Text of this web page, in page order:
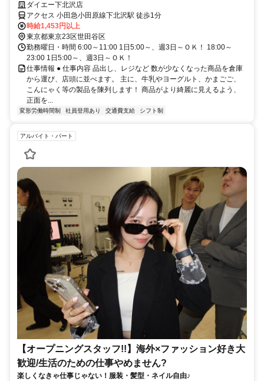
ダイエー下北沢店
アクセス 小田急小田原線下北沢駅 徒歩1分
時給1,453円以上
東京都東京23区世田谷区
勤務曜日・時間 6:00～11:00 1日5:00～、週3日～ＯＫ！ 18:00～
23:00 1日5:00～、週3日～ＯＫ！
仕事情報 ● 仕事内容 品出し、レジなど 数が少なくなった商品を倉庫
から運び、店頭に並べます。 主に、牛乳やヨーグルト、かまごご、
こんにゃく等の製品を陳列します！ 商品がより綺麗に見えるよう、
正面を...
変形労働時間制 社員登用あり 交通費支給 シフト制
アルバイト・パート
【オープニングスタッフ!!】海外×ファッション好き大
歓迎/生活のための仕事やめません?
楽しくなきゃ仕事じゃない！服装・髪型・ネイル自由♪